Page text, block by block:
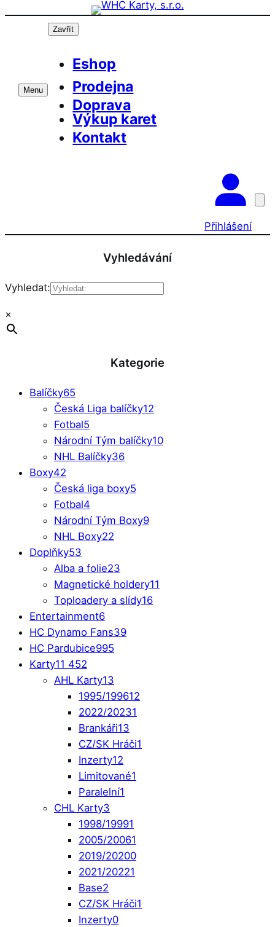
Přeskočit
Menu
Zavřít
Eshop
Prodejna
Doprava
Výkup karet
Kontakt
Přihlášení
Vyhledávání
Vyhledat:
×
Kategorie
Balíčky65
Česká Liga balíčky12
Fotbal5
Národní Tým balíčky10
NHL Balíčky36
Boxy42
Česká liga boxy5
Fotbal4
Národní Tým Boxy9
NHL Boxy22
Doplňky53
Alba a folie23
Magnetické holdery11
Toploadery a slídy16
Entertainment6
HC Dynamo Fans39
HC Pardubice995
Karty11 452
AHL Karty13
1995/199612
2022/20231
Brankáři13
CZ/SK Hráči1
Inzerty12
Limitované1
Paralelní1
CHL Karty3
1998/19991
2005/20061
2019/20200
2021/20221
Base2
CZ/SK Hráči1
Inzerty0